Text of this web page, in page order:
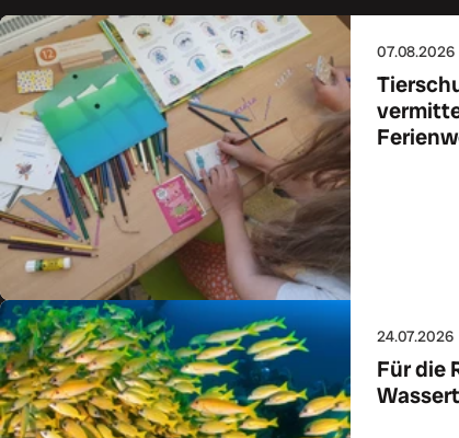
07.08.2026
24.07.2026
Für die